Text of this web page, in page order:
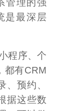
是最深层
程序、个
都有CRM
、预约、
据这些数